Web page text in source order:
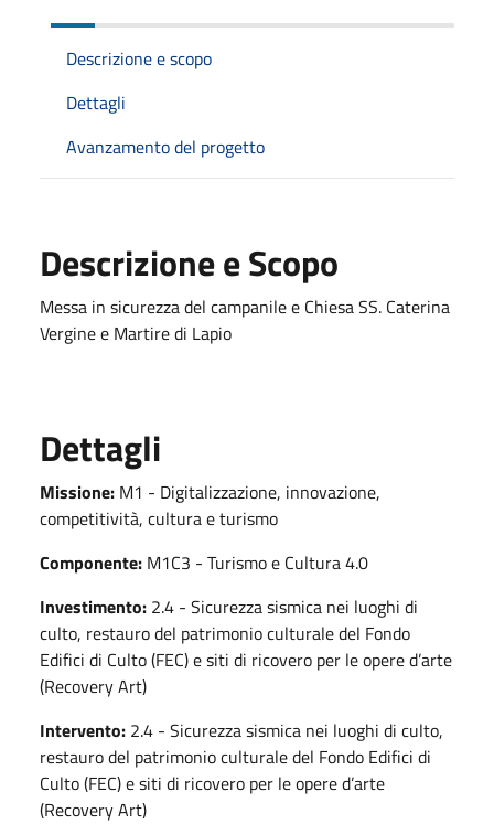
Descrizione e scopo
Dettagli
Avanzamento del progetto
Descrizione e Scopo
Messa in sicurezza del campanile e Chiesa SS. Caterina
Vergine e Martire di Lapio
Dettagli
Missione: M1 - Digitalizzazione, innovazione,
competitività, cultura e turismo
Componente: M1C3 - Turismo e Cultura 4.0
Investimento: 2.4 - Sicurezza sismica nei luoghi di
culto, restauro del patrimonio culturale del Fondo
Edifici di Culto (FEC) e siti di ricovero per le opere d’arte
(Recovery Art)
Intervento: 2.4 - Sicurezza sismica nei luoghi di culto,
restauro del patrimonio culturale del Fondo Edifici di
Culto (FEC) e siti di ricovero per le opere d’arte
(Recovery Art)